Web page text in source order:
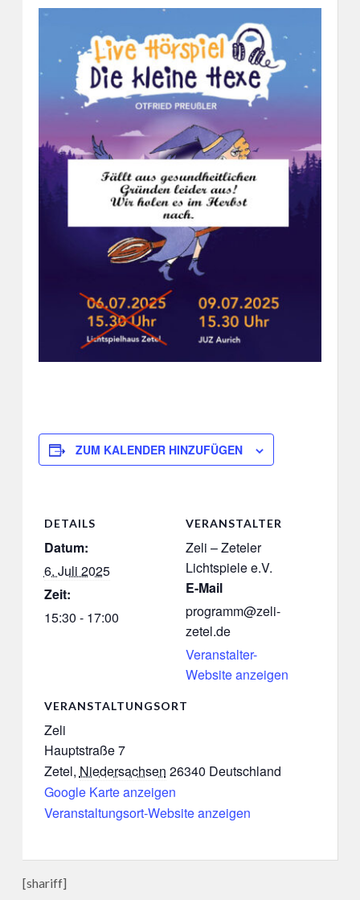
ZUM KALENDER HINZUFÜGEN
DETAILS
Datum:
6. Juli 2025
Zeit:
15:30 - 17:00
VERANSTALTUNGSORT
Zeli
Hauptstraße 7
Zetel, Niedersachsen 26340 Deutschland
Google Karte anzeigen
Veranstaltungsort-Website anzeigen
VERANSTALTER
Zeli – Zeteler
Lichtspiele e.V.
E-Mail
programm@zeli-
zetel.de
Veranstalter-
Website anzeigen
[shariff]